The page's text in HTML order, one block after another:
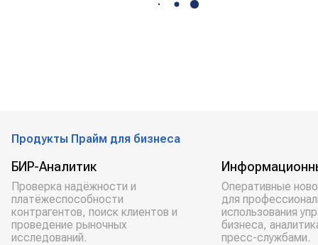
Продукты Прайм для бизнеса
БИР-Аналитик
Проверка надёжности и
платёжеспособности
контрагентов, поиск клиентов и
проведение рыночных
исследований.
Оперативные
для
использования
бизнеса,
пресс-службами.